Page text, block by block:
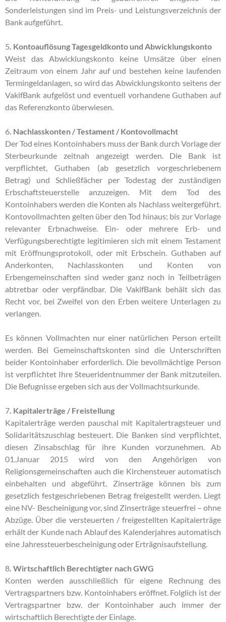
Sonderleistungen sind im Preis- und Leistungsverzeichnis der
Bank aufgeführt.
5. Kontoauflösung Tagesgeldkonto und Abwicklungskonto
Weist das Abwicklungskonto keine Umsätze über einen
Zeitraum von einem Jahr auf und bestehen keine laufenden
Termingeldanlagen, so wird das Abwicklungskonto seitens der
VakifBank aufgelöst und eventuell vorhandene Guthaben auf
das Referenzkonto überwiesen.
6. Nachlasskonten / Testament / Kontovollmacht
Der Tod eines Kontoinhabers muss der Bank durch Vorlage der
Sterbeurkunde zeitnah angezeigt werden. Die Bank ist
verpflichtet, Guthaben (ab gesetzlich vorgeschriebenem
Betrag) und Schließfächer per Todestag der zuständigen
Erbschaftsteuerstelle anzuzeigen. Mit dem Tod des
Kontoinhabers werden die Konten als Nachlass weitergeführt.
Kontovollmachten gelten über den Tod hinaus; bis zur Vorlage
relevanter Erbnachweise. Ein- oder mehrere Erb- und
Verfügungsberechtigte legitimieren sich mit einem Testament
mit Eröffnungsprotokoll, oder mit Erbschein. Guthaben auf
Anderkonten, Nachlasskonten und Konten von
Erbengemeinschaften sind weder ganz noch in Teilbeträgen
abtretbar oder verpfändbar. Die VakifBank behält sich das
Recht vor, bei Zweifel von den Erben weitere Unterlagen zu
verlangen.
Es können Vollmachten nur einer natürlichen Person erteilt
werden. Bei Gemeinschaftskonten sind die Unterschriften
beider Kontoinhaber erforderlich. Die bevollmächtige Person
ist verpflichtet Ihre Steueridentnummer der Bank mitzuteilen.
Die Befugnisse ergeben sich aus der Vollmachtsurkunde.
7. Kapitalerträge / Freistellung
Kapitalerträge werden pauschal mit Kapitalertragsteuer und
Solidaritätszuschlag besteuert. Die Banken sind verpflichtet,
diesen Zinsabschlag für ihre Kunden vorzunehmen. Ab
01.Januar 2015 wird von den Angehörigen von
Religionsgemeinschaften auch die Kirchensteuer automatisch
einbehalten und abgeführt. Zinserträge können bis zum
gesetzlich festgeschriebenen Betrag freigestellt werden. Liegt
eine NV- Bescheinigung vor, sind Zinserträge steuerfrei – ohne
Abzüge. Über die versteuerten / freigestellten Kapitalerträge
erhält der Kunde nach Ablauf des Kalenderjahres automatisch
eine Jahressteuerbescheinigung oder Erträgnisaufstellung.
8. Wirtschaftlich Berechtigter nach GWG
Konten werden ausschließlich für eigene Rechnung des
Vertragspartners bzw. Kontoinhabers eröffnet. Folglich ist der
Vertragspartner bzw. der Kontoinhaber auch immer der
wirtschaftlich Berechtigte der Einlage.